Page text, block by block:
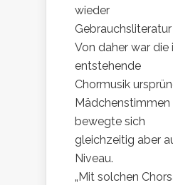
wieder
Von daher war die
entstehende
Chormusik
bewegte sich
gleichzeitig aber
Niveau.
„Mit solchen